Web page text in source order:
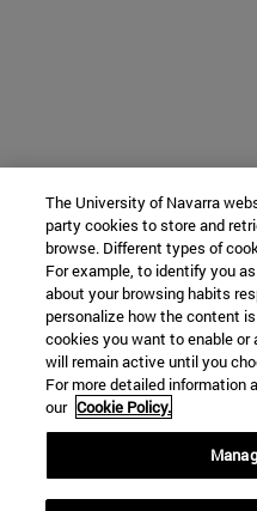
The University of Navarra
party cookies to store and
browse. Different types of
For example, to identify you
about your browsing habits
personalize how the content
cookies you want to enable
will remain active until you
For more detailed information
our Cookie Policy.